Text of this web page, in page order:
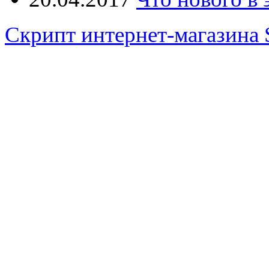
Скрипт интернет-магазина